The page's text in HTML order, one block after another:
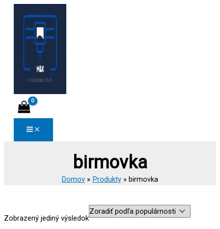
Preskočiť
birmovka
Domov Produkty birmovka
Zobrazený jediný výsledok